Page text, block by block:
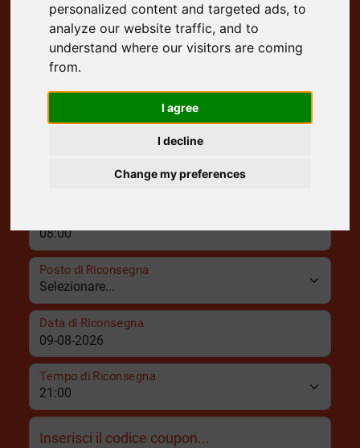
4.8 Valutazione su Google
Cancellazione Gratuita
Supporto Clienti 24/7
Consegna Gratuita a Domicilio
Posto di Riconsegna
Data di Riconsegna
Tempo di Riconsegna
Inserisci il codice coupon...
personalized content and targeted ads, to
analyze our website traffic, and to
understand where our visitors are coming
from.
I agree
I decline
Change my preferences